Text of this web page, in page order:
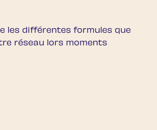
les différentes formules que
réseau lors moments